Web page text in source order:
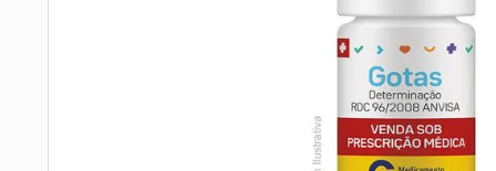
absorvente